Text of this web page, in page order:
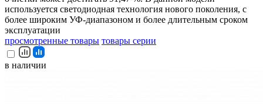
используется светодиодная технология нового поколения, с
более широким УФ-диапазоном и более длительным сроком
эксплуатации
просмотренные товары товары серии
в наличии